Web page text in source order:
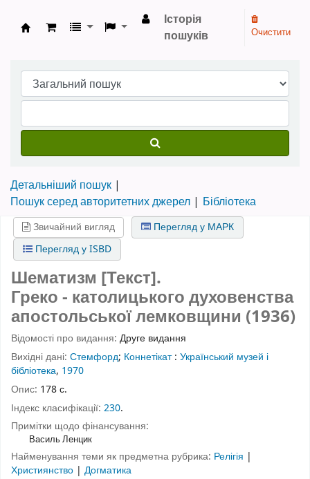
Бібліотека НТШ › Електронний каталог
Історія
пошуків
Очистити
Детальніший пошук
Пошук серед авторитетних джерел
Бібліотека
Звичайний вигляд
Перегляд у МАРК
Перегляд у ISBD
Шематизм [Текст].
Греко - католицького духовенства
апостольської лемковщини (1936)
Відомості про видання: Друге видання
Вихідні дані: Стемфорд; Коннетікат: Український музей і
бібліотека, 1970
Опис: 178 с.
Індекс класифікації: 230.
Примітки щодо фінансування:
Василь Ленцик
Найменування теми як предметна рубрика: Релігія |
Християнство | Догматика